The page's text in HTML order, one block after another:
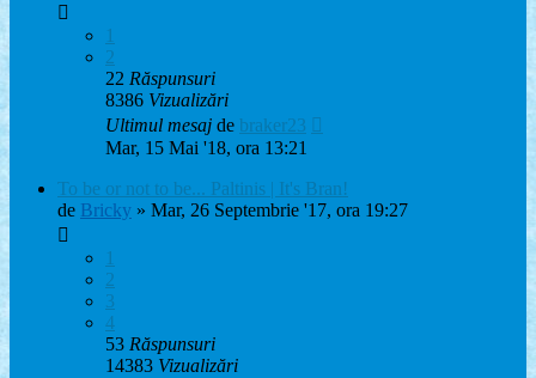
1
2
22 Răspunsuri
8386 Vizualizări
Ultimul mesaj de braker23
Mar, 15 Mai '18, ora 13:21
To be or not to be... Paltinis | It's Bran!
de Bricky » Mar, 26 Septembrie '17, ora 19:27
1
2
3
4
53 Răspunsuri
14383 Vizualizări